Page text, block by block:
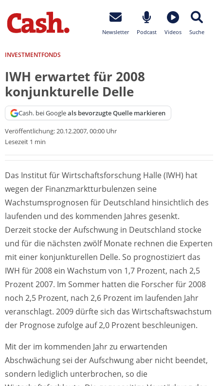
Newsletter Podcast Videos Suche
INVESTMENTFONDS
IWH erwartet für 2008
konjunkturelle Delle
Cash. bei Googleals bevorzugte Quelle markieren
Veröffentlichung:20.12.2007, 00:00 Uhr
Lesezeit 1 min
Das Institut für Wirtschaftsforschung Halle (IWH) hat
wegen der Finanzmarktturbulenzen seine
Wachstumsprognosen für Deutschland hinsichtlich des
laufenden und des kommenden Jahres gesenkt.
Derzeit stocke der Aufschwung in Deutschland stocke
und für die nächsten zwölf Monate rechnen die Experten
mit einer konjunkturellen Delle. So prognostiziert das
IWH für 2008 ein Wachstum von 1,7 Prozent, nach 2,5
Prozent 2007. Im Sommer hatten die Forscher für 2008
noch 2,5 Prozent, nach 2,6 Prozent im laufenden Jahr
veranschlagt. 2009 dürfte sich das Wirtschaftswachstum
der Prognose zufolge auf 2,0 Prozent beschleunigen.
Mit der im kommenden Jahr zu erwartenden
Abschwächung sei der Aufschwung aber nicht beendet,
sondern lediglich unterbrochen, so die